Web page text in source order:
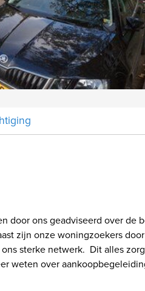
door ons geadviseerd over de
zijn onze woningzoekers
sterke netwerk. Dit alles
weten over